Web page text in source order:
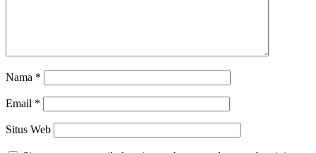
Nama *
Email *
Situs Web